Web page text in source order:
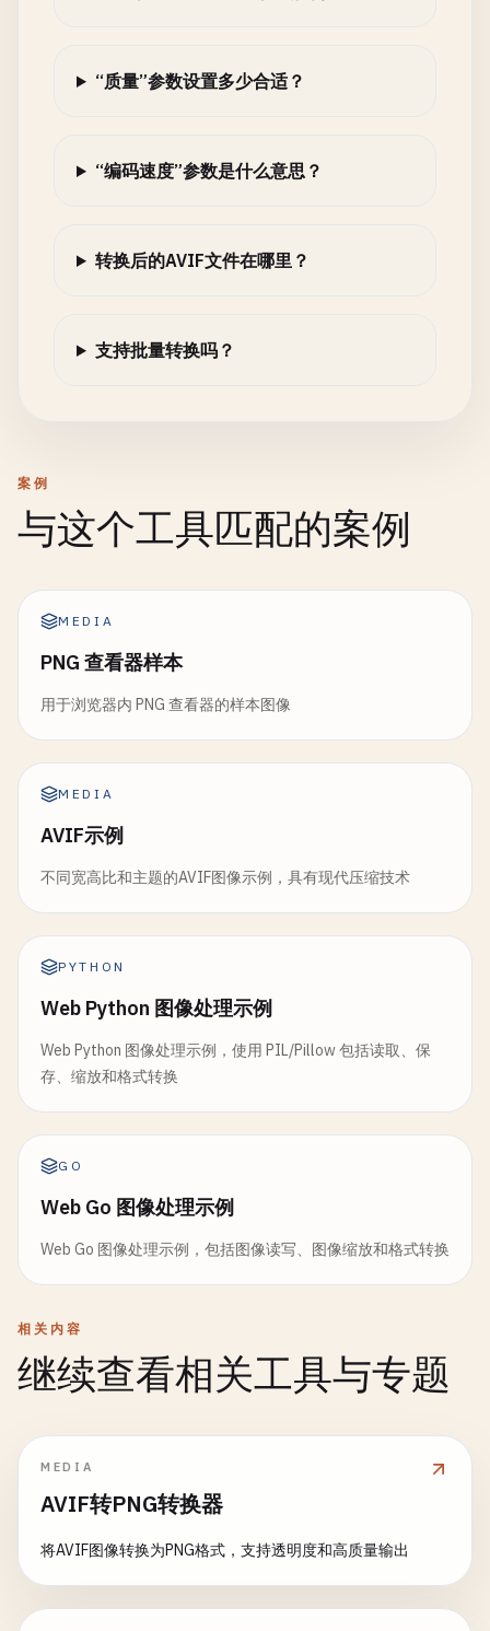
“质量”参数设置多少合适？
“编码速度”参数是什么意思？
转换后的AVIF文件在哪里？
支持批量转换吗？
案例
与这个工具匹配的案例
MEDIA
PNG 查看器样本
用于浏览器内 PNG 查看器的样本图像
MEDIA
AVIF示例
不同宽高比和主题的AVIF图像示例，具有现代压缩技术
PYTHON
Web Python 图像处理示例
Web Python 图像处理示例，使用 PIL/Pillow 包括读取、保
存、缩放和格式转换
GO
Web Go 图像处理示例
Web Go 图像处理示例，包括图像读写、图像缩放和格式转换
相关内容
继续查看相关工具与专题
MEDIA
AVIF转PNG转换器
将AVIF图像转换为PNG格式，支持透明度和高质量输出